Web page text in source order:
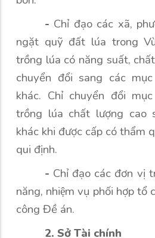
- Chỉ đạo các xã,
ngặt quỹ đất lúa trong
trồng lúa có năng suất,
chuyển đổi sang các
khác. Chỉ chuyển đổi
trồng lúa chất lượng cao
khác khi được cấp có thẩm
qui định.
- Chỉ đạo các đơn vị
năng, nhiệm vụ phối hợp tổ
công Đề án.
2. Sở Tài chính